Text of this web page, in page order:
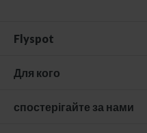
Flyspot
Для кого
спостерігайте за нами